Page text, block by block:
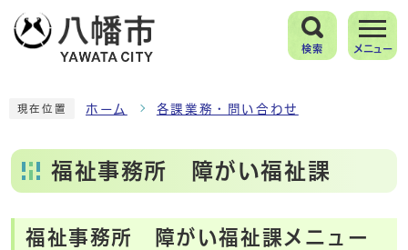
検索 メニュー
現在位置 ホーム 各課業務・問い合わせ
福祉事務所 障がい福祉課
福祉事務所 障がい福祉課メニュー